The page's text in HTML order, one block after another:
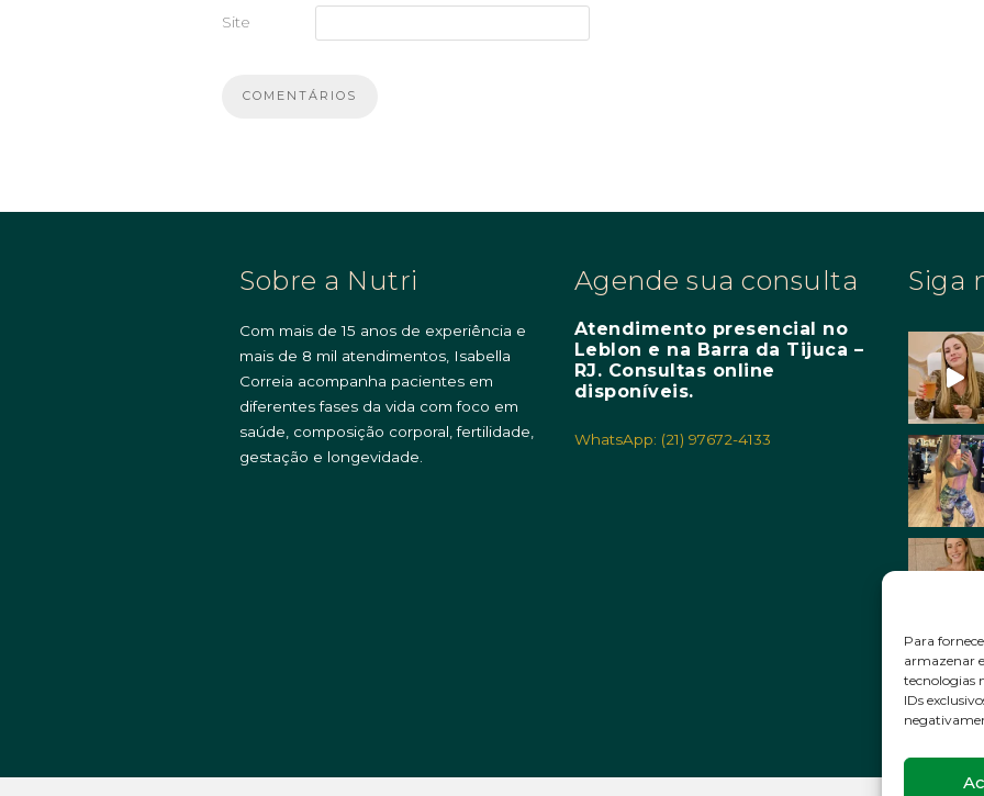
Para
armazenar
tecnologias
IDs
Site
Sobre a Nutri
Com mais de 15 anos de experiência e
mais de 8 mil atendimentos, Isabella
Correia acompanha pacientes em
diferentes fases da vida com foco em
saúde, composição corporal, fertilidade,
gestação e longevidade.
Agende sua consulta
Atendimento presencial no
Leblon e na Barra da Tijuca –
RJ. Consultas online
disponíveis.
WhatsApp: (21) 97672-4133
Siga